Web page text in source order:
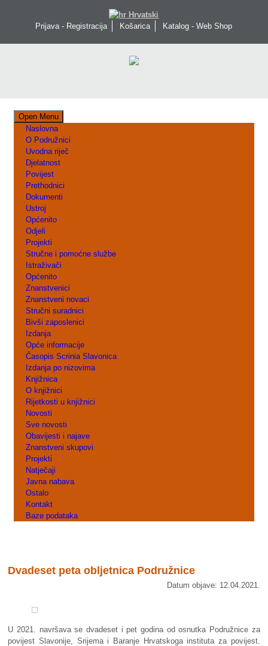
Hrvatski
Prijava - Registracija
Košarica Katalog - Web Shop
Open Menu
Naslovna
O Podružnici
Uvodna riječ
Djelatnost
Povijest
Prethodnici
Dokumenti
Ustroj
Općenito
Odjeli
Projekti
Stručne i pomoćne službe
Istraživači
Općenito
Znanstvenici
Znanstveni novaci
Stručni suradnici
Bivši zaposlenici
Izdanja
Opće informacije
Časopis Scrinia Slavonica
Izdanja po nizovima
Knjižnica
O knjižnici
Rijetkosti u knjižnici
Novosti
Sve novosti
Obavijesti i najave
Znanstveni skupovi
Projekti
Natječaji
Javna nabava
Ostalo
Kontakt
Baze podataka
Dvadeset peta obljetnica Podružnice
Datum objave: 12.04.2021.
U 2021. navršava se dvadeset i pet godina od osnutka Podružnice za
povijest Slavonije, Srijema i Baranje Hrvatskoga instituta za povijest.